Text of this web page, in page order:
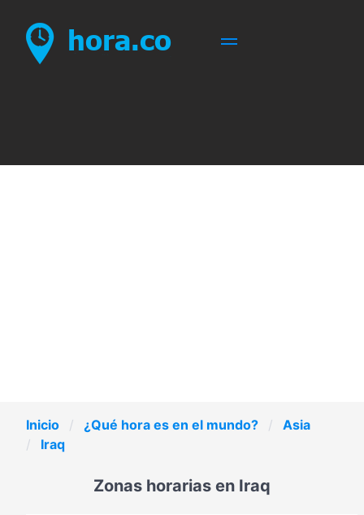
Inicio ¿Qué hora es en el mundo?
Asia
Iraq
Zonas horarias en Iraq